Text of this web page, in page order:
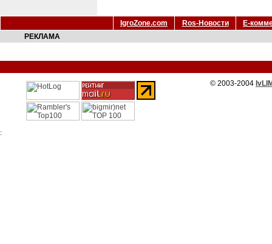
IgroZone.com Ros-Новости
Е-
РЕКЛАМА
© 2003-2004
: